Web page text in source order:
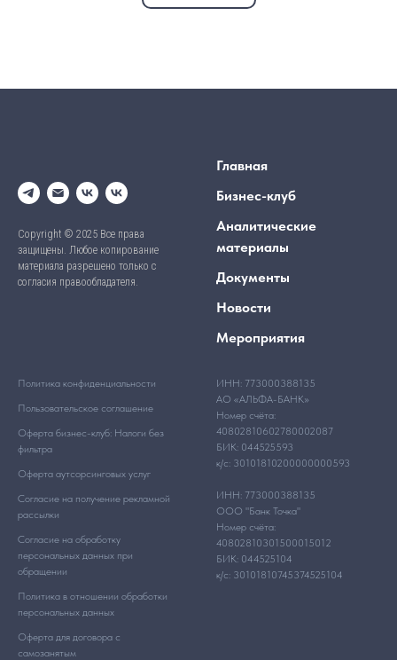
Copyright © 2025 Все права
защищены. Любое копирование
материала разрешено только с
согласия правообладателя.
Главная
Бизнес-клуб
Аналитические
материалы
Документы
Новости
Мероприятия
Политика конфиденциальности
Пользовательское соглашение
Оферта бизнес-клуб: Налоги без
фильтра
Оферта аутсорсинговых услуг
Согласие на получение рекламной
рассылки
Согласие на обработку
персональных данных при
обращении
Политика в отношении обработки
персональных данных
Оферта для договора с
самозанятым
ИНН: 773000388135
АО «АЛЬФА-БАНК»
Номер счёта:
40802810602780002087
БИК: 044525593
к/с: 30101810200000000593
ИНН: 773000388135
ООО "Банк Точка"
Номер счёта:
40802810301500015012
БИК: 044525104
к/с: 30101810745374525104